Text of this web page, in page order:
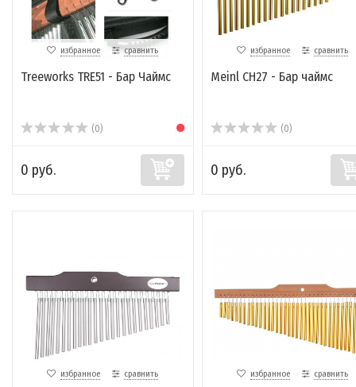
избранное сравнить
Treeworks TRE51 - Бар Чаймс
(0)
0 руб.
избранное сравнить
Meinl CH27 - Бар чаймс
(0)
0 руб.
избранное сравнить избранное сравнить